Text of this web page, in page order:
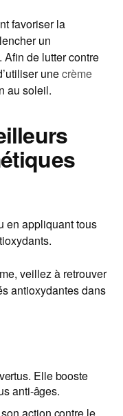
favoriser la
un
de lutter contre
unecrème
au soleil.
en appliquant tous
veillez à retrouver
antioxydantes dans
Elle booste
anti-âges.